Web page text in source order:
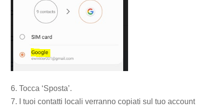
6. Tocca ‘Sposta’.
7. I tuoi contatti locali verranno copiati sul tuo account